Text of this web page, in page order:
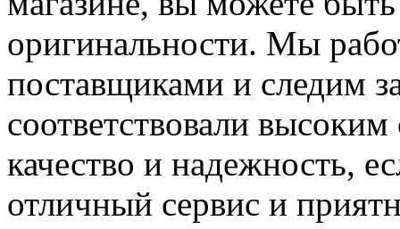
оригинальности. Мы
поставщиками и следим
соответствовали
качество и надежность,
отличный сервис и